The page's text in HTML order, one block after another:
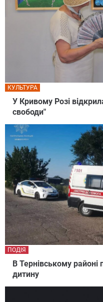
У Кривому Розі
свободи"
КУЛЬТУРА
В Тернівському районі
дитину
ПОДІЯ